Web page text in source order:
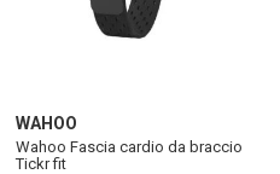
WAHOO
Wahoo Fascia cardio da braccio
Tickr fit